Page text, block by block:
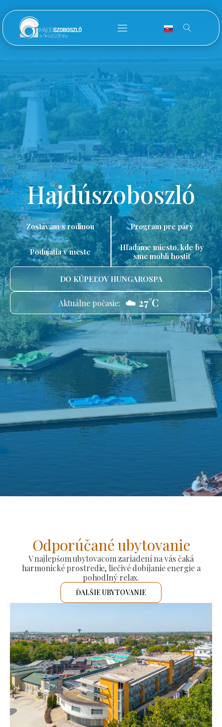
Hajdúszoboszló
Zostávam s rodinou Program pre páry
Podujatia v meste
Hľadáme miesto, kde by
sme mohli hostiť
DO KÚPEĽOV HUNGAROSPA
Aktuálne počasie: ☁️ 27°C
Odporúčané ubytovanie
V najlepšom ubytovacom zariadení na vás čaká
harmonické prostredie, liečivé dobíjanie energie a
pohodlný relax.
ĎALŠIE UBYTOVANIE